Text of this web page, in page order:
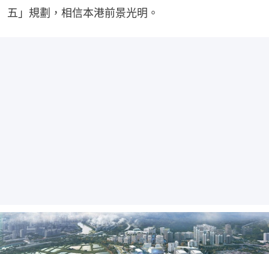
五」規劃，相信本港前景光明。